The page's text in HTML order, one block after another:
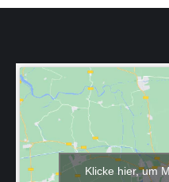
Klicke hier, um